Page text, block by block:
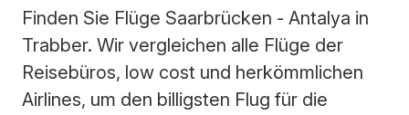
Finden Sie Flüge Saarbrücken - Antalya in
Trabber. Wir vergleichen alle Flüge der
Reisebüros, low cost und herkömmlichen
Airlines, um den billigsten Flug für die